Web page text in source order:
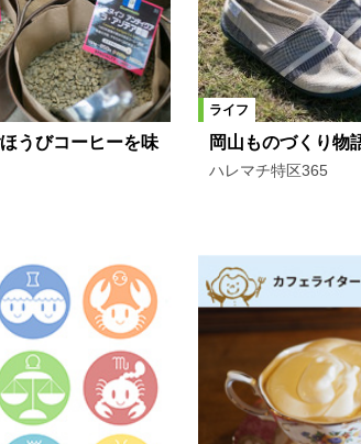
PROJECT ハンドメイドジュエリーに恋して
ーストーリー 岡山グルめぐり
福武孝之館長の映画NA・NI・MI・RU？ 独断の3選
子どもたちに夢を！
のパンのとりこ はじめての岡山グルメ
カフェ日和
岡山ラーメン☆エクスプローラーズ
映画なんてない！ 隣りのねこさん
うびコーヒーを味
ライフ
岡山ものづくり物
ハレマチ特区365